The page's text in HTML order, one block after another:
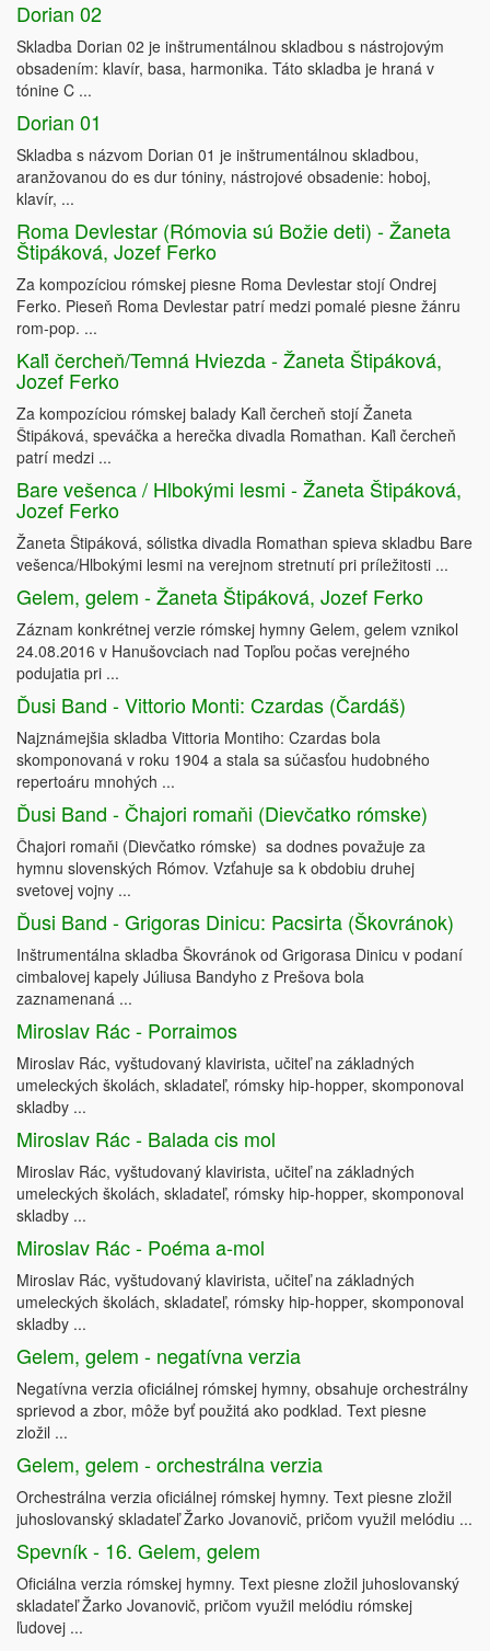
Dorian 02
Skladba Dorian 02 je inštrumentálnou skladbou s nástrojovým
obsadením: klavír, basa, harmonika. Táto skladba je hraná v
tónine C ...
Dorian 01
Skladba s názvom Dorian 01 je inštrumentálnou skladbou,
aranžovanou do es dur tóniny, nástrojové obsadenie: hoboj,
klavír, ...
Roma Devlestar (Rómovia sú Božie deti) - Žaneta
Štipáková, Jozef Ferko
Za kompozíciou rómskej piesne Roma Devlestar stojí Ondrej
Ferko. Pieseň Roma Devlestar patrí medzi pomalé piesne žánru
rom-pop. ...
Kaľi čercheň/Temná Hviezda - Žaneta Štipáková,
Jozef Ferko
Za kompozíciou rómskej balady Kaľi čercheň stojí Žaneta
Štipáková, speváčka a herečka divadla Romathan. Kaľi čercheň
patrí medzi ...
Bare vešenca / Hlbokými lesmi - Žaneta Štipáková,
Jozef Ferko
Žaneta Štipáková, sólistka divadla Romathan spieva skladbu Bare
vešenca/Hlbokými lesmi na verejnom stretnutí pri príležitosti ...
Gelem, gelem - Žaneta Štipáková, Jozef Ferko
Záznam konkrétnej verzie rómskej hymny Gelem, gelem vznikol
24.08.2016 v Hanušovciach nad Topľou počas verejného
podujatia pri ...
Ďusi Band - Vittorio Monti: Czardas (Čardáš)
Najznámejšia skladba Vittoria Montiho: Czardas bola
skomponovaná v roku 1904 a stala sa súčasťou hudobného
repertoáru mnohých ...
Ďusi Band - Čhajori romaňi (Dievčatko rómske)
Čhajori romaňi (Dievčatko rómske) sa dodnes považuje za
hymnu slovenských Rómov. Vzťahuje sa k obdobiu druhej
svetovej vojny ...
Ďusi Band - Grigoras Dinicu: Pacsirta (Škovránok)
Inštrumentálna skladba Škovránok od Grigorasa Dinicu v podaní
cimbalovej kapely Júliusa Bandyho z Prešova bola
zaznamenaná ...
Miroslav Rác - Porraimos
Miroslav Rác, vyštudovaný klavirista, učiteľ na základných
umeleckých školách, skladateľ, rómsky hip-hopper, skomponoval
skladby ...
Miroslav Rác - Balada cis mol
Miroslav Rác, vyštudovaný klavirista, učiteľ na základných
umeleckých školách, skladateľ, rómsky hip-hopper, skomponoval
skladby ...
Miroslav Rác - Poéma a-mol
Miroslav Rác, vyštudovaný klavirista, učiteľ na základných
umeleckých školách, skladateľ, rómsky hip-hopper, skomponoval
skladby ...
Gelem, gelem - negatívna verzia
Negatívna verzia oficiálnej rómskej hymny, obsahuje orchestrálny
sprievod a zbor, môže byť použitá ako podklad. Text piesne
zložil ...
Gelem, gelem - orchestrálna verzia
Orchestrálna verzia oficiálnej rómskej hymny. Text piesne zložil
juhoslovanský skladateľ Žarko Jovanovič, pričom využil melódiu ...
Spevník - 16. Gelem, gelem
Oficiálna verzia rómskej hymny. Text piesne zložil juhoslovanský
skladateľ Žarko Jovanovič, pričom využil melódiu rómskej
ľudovej ...